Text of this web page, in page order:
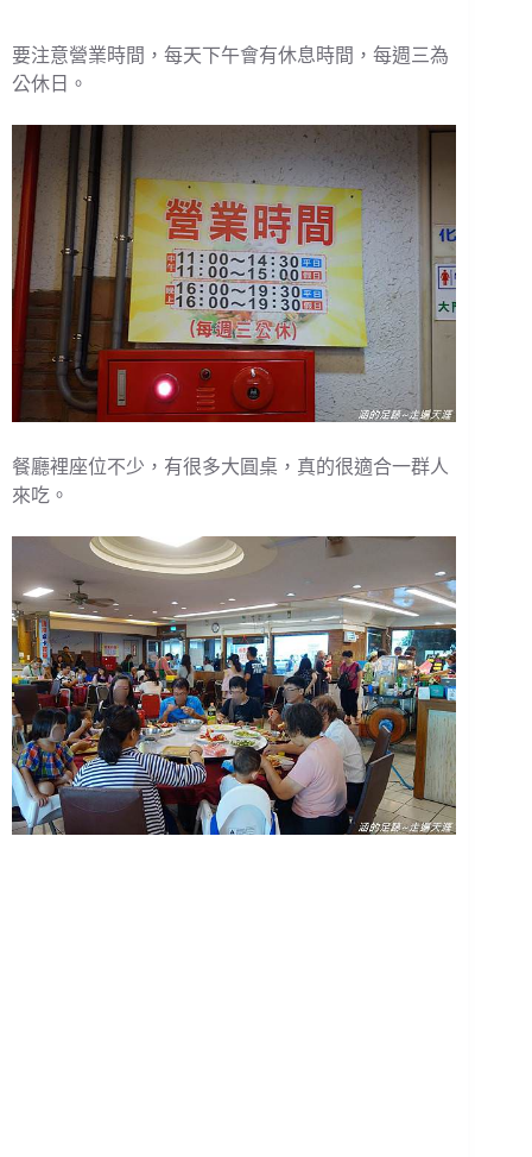
要注意營業時間，每天下午會有休息時間，每週三為
公休日。
餐廳裡座位不少，有很多大圓桌，真的很適合一群人
來吃。